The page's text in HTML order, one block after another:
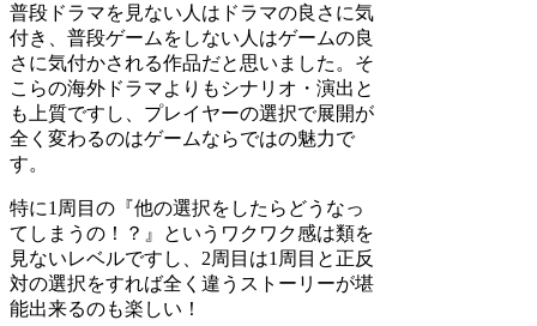
普段ドラマを見ない人はドラマの良さに気
付き、普段ゲームをしない人はゲームの良
さに気付かされる作品だと思いました。そ
こらの海外ドラマよりもシナリオ・演出と
も上質ですし、プレイヤーの選択で展開が
全く変わるのはゲームならではの魅力で
す。
特に1周目の『他の選択をしたらどうなっ
てしまうの！？』というワクワク感は類を
見ないレベルですし、2周目は1周目と正反
対の選択をすれば全く違うストーリーが堪
能出来るのも楽しい！